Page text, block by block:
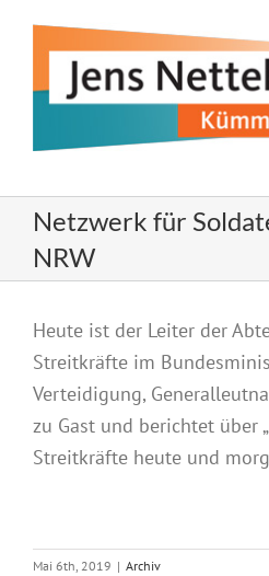
Netzwerk für
NRW
grösseres
Bild
Heute ist der Leiter der
Streitkräfte im
Verteidigung,
zu Gast und berichtet über
Streitkräfte heute und
Mai 6th, 2019 | Archiv